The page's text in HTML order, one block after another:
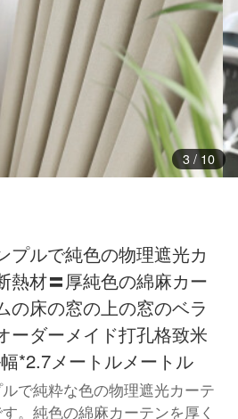
3/10
プルで純色の物理遮光カ
熱材〓厚純色の綿麻カー
の床の窓の上の窓のベラ
ーダーメイド打孔格致米
*2.7メートルメートル
で純粋な色の物理遮光カーテ
。純色の綿麻カーテンを厚く